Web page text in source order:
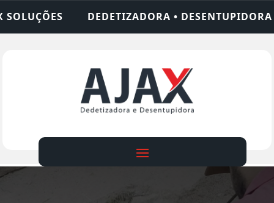
• DESENTUPIDORA • LIMPEZA DE FOSSA •